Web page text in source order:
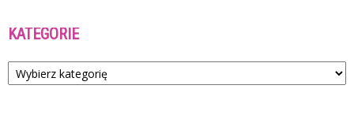
KATEGORIE
Kategorie